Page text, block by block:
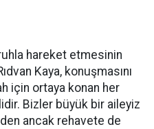
hareket etmesinin
Kaya, konuşmasını
için ortaya konan her
Bizler büyük bir aileyiz
ancak rehavete de